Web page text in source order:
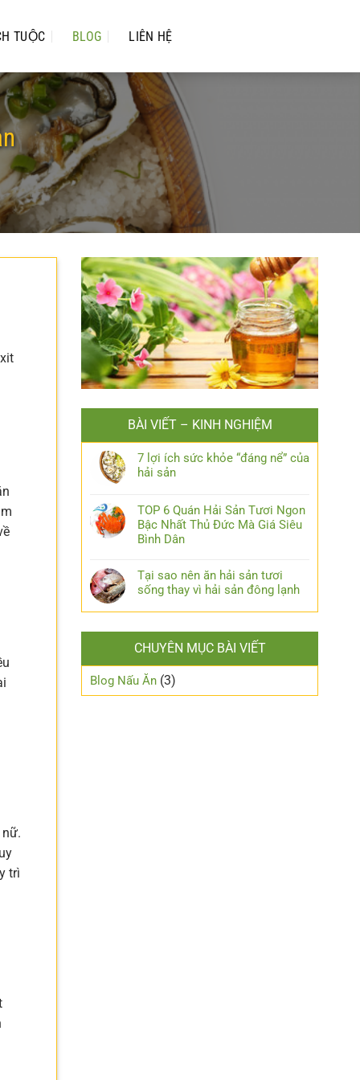
TUỘC BLOG LIÊN HỆ
trì
BÀI VIẾT – KINH NGHIỆM
7 lợi ích sức khỏe “đáng nể” của
hải sản
TOP 6 Quán Hải Sản Tươi Ngon
Bậc Nhất Thủ Đức Mà Giá Siêu
Bình Dân
Tại sao nên ăn hải sản tươi
sống thay vì hải sản đông lạnh
CHUYÊN MỤC BÀI VIẾT
Blog Nấu Ăn (3)